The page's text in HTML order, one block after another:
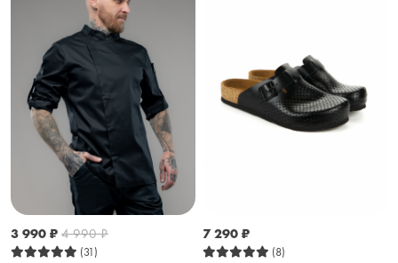
3 990 ₽ 4 990₽
(31)
7 290 ₽
(8)